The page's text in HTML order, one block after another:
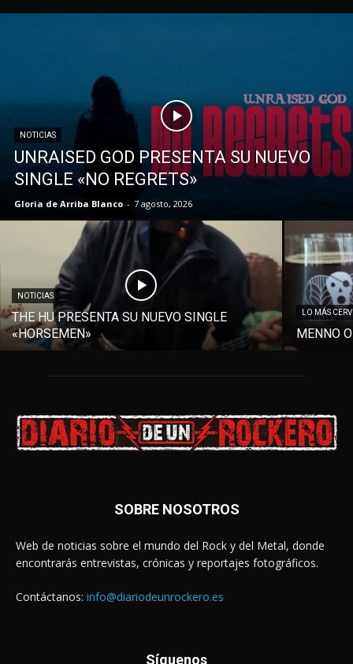
NOTICIAS
UNRAISED GOD PRESENTA SU NUEVO
SINGLE «NO REGRETS»
Gloria de Arriba Blanco - 7 agosto, 2026
NOTICIAS
THE HU PRESENTA SU NUEVO SINGLE
«HORSEMEN»
LO MÁS
MENNO
SOBRE NOSOTROS
Web de noticias sobre el mundo del Rock y del Metal, donde
encontrarás entrevistas, crónicas y reportajes fotográficos.
Contáctanos: info@diariodeunrockero.es
Síguenos